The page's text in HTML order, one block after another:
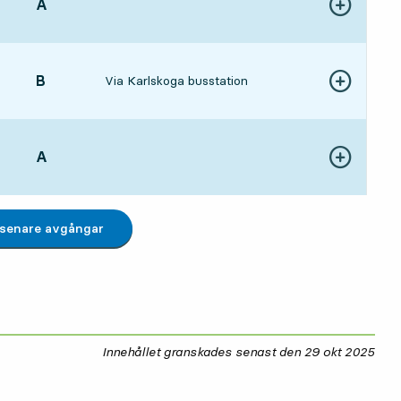
LÄGE,
A Visa fler
LÄGE,
B Via Karlskoga busstation Visa fler
LÄGE,
A Visa fler
avgångar
Innehållet granskades senast den 29 okt 2025